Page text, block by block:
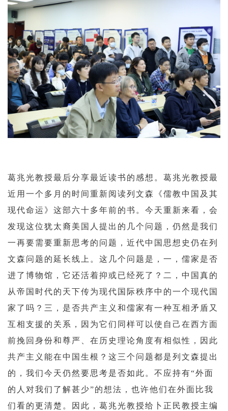
葛兆光教授最后分享最近读书的感想。葛兆光教授最
近用一个多月的时间重新阅读列文森《儒教中国及其
现代命运》这部六十多年前的书。今天重新来看，会
发现这位犹太裔美国人提出的几个问题，仍然是我们
一再要需要重新思考的问题，近代中国思想史仍在列
文森问题的延长线上。这几个问题是，一，儒家是否
进了博物馆，它还活着抑或已经死了？二，中国真的
从帝国时代的天下传为现代国际秩序中的一个现代国
家了吗？三，是否共产主义和儒家有一种互相矛盾又
互相支援的关系，因为它们同样可以使自己在西方面
前挽回身份和尊严、在历史理论角度有相似性，因此
共产主义能在中国生根？这三个问题都是列文森提出
的，我们今天仍然要思考是否如此。不应持有“外面
的人对我们了解甚少”的想法，也许他们在外面比我
们看的更清楚。因此，葛兆光教授给卜正民教授主编